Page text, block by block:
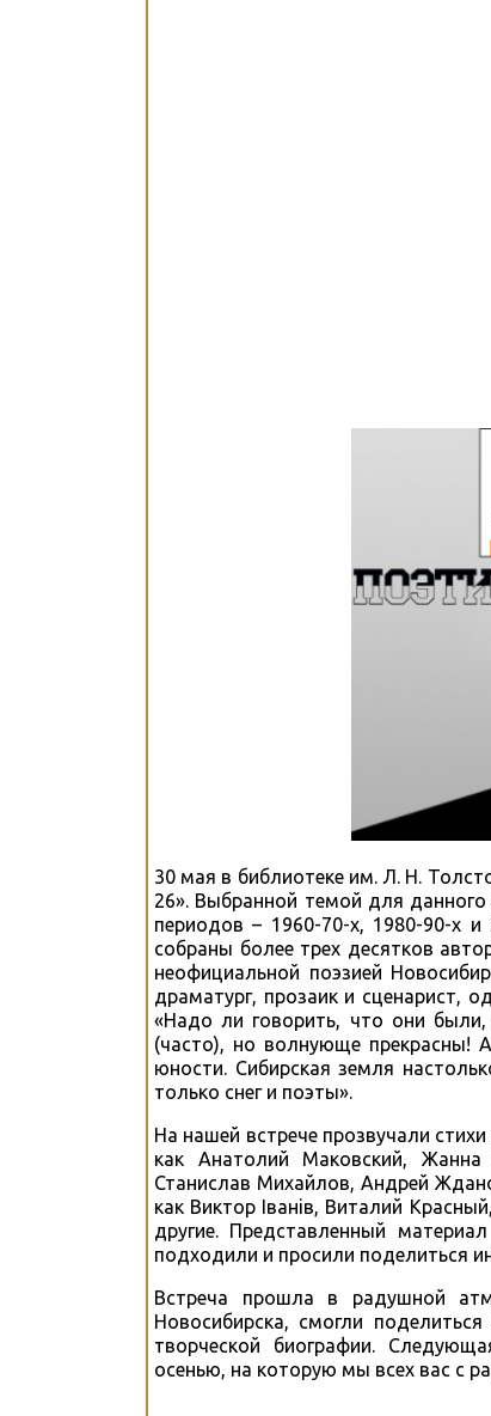
30 мая в библиотеке им. Л. Н.
26». Выбранной темой для
периодов – 1960-70-х, 1980-90-х
собраны более трех десятков
неофициальной поэзией
драматург, прозаик и сценарист,
«Надо ли говорить, что они
(часто), но волнующе прекрасны!
юности. Сибирская земля
только снег и поэты».
На нашей встрече прозвучали
как Анатолий Маковский,
Станислав Михайлов, Андрей
как Виктор Iванiв, Виталий
другие. Представленный
подходили и просили поделиться
Встреча прошла в радушной
Новосибирска, смогли
творческой биографии.
осенью, на которую мы всех вас с